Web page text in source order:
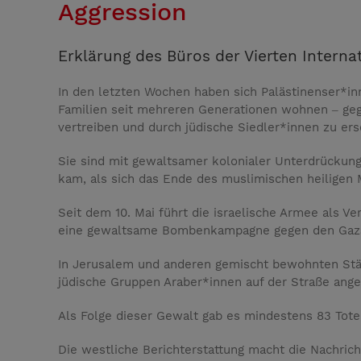
Aggression
Erklärung des Büros der Vierten
In den letzten Wochen haben sich
Familien seit mehreren Generationen wohnen ‒
vertreiben und durch jüdische Siedler*innen zu
Sie sind mit gewaltsamer kolonialer
kam, als sich das Ende des muslimischen heiligen
Seit dem 10. Mai führt die israelische Armee als
eine gewaltsame Bombenkampagne gegen den
In Jerusalem und anderen gemischt bewohnten
jüdische Gruppen Araber*innen auf der Straße
Als Folge dieser Gewalt gab es mindestens 83
Die westliche Berichterstattung macht die